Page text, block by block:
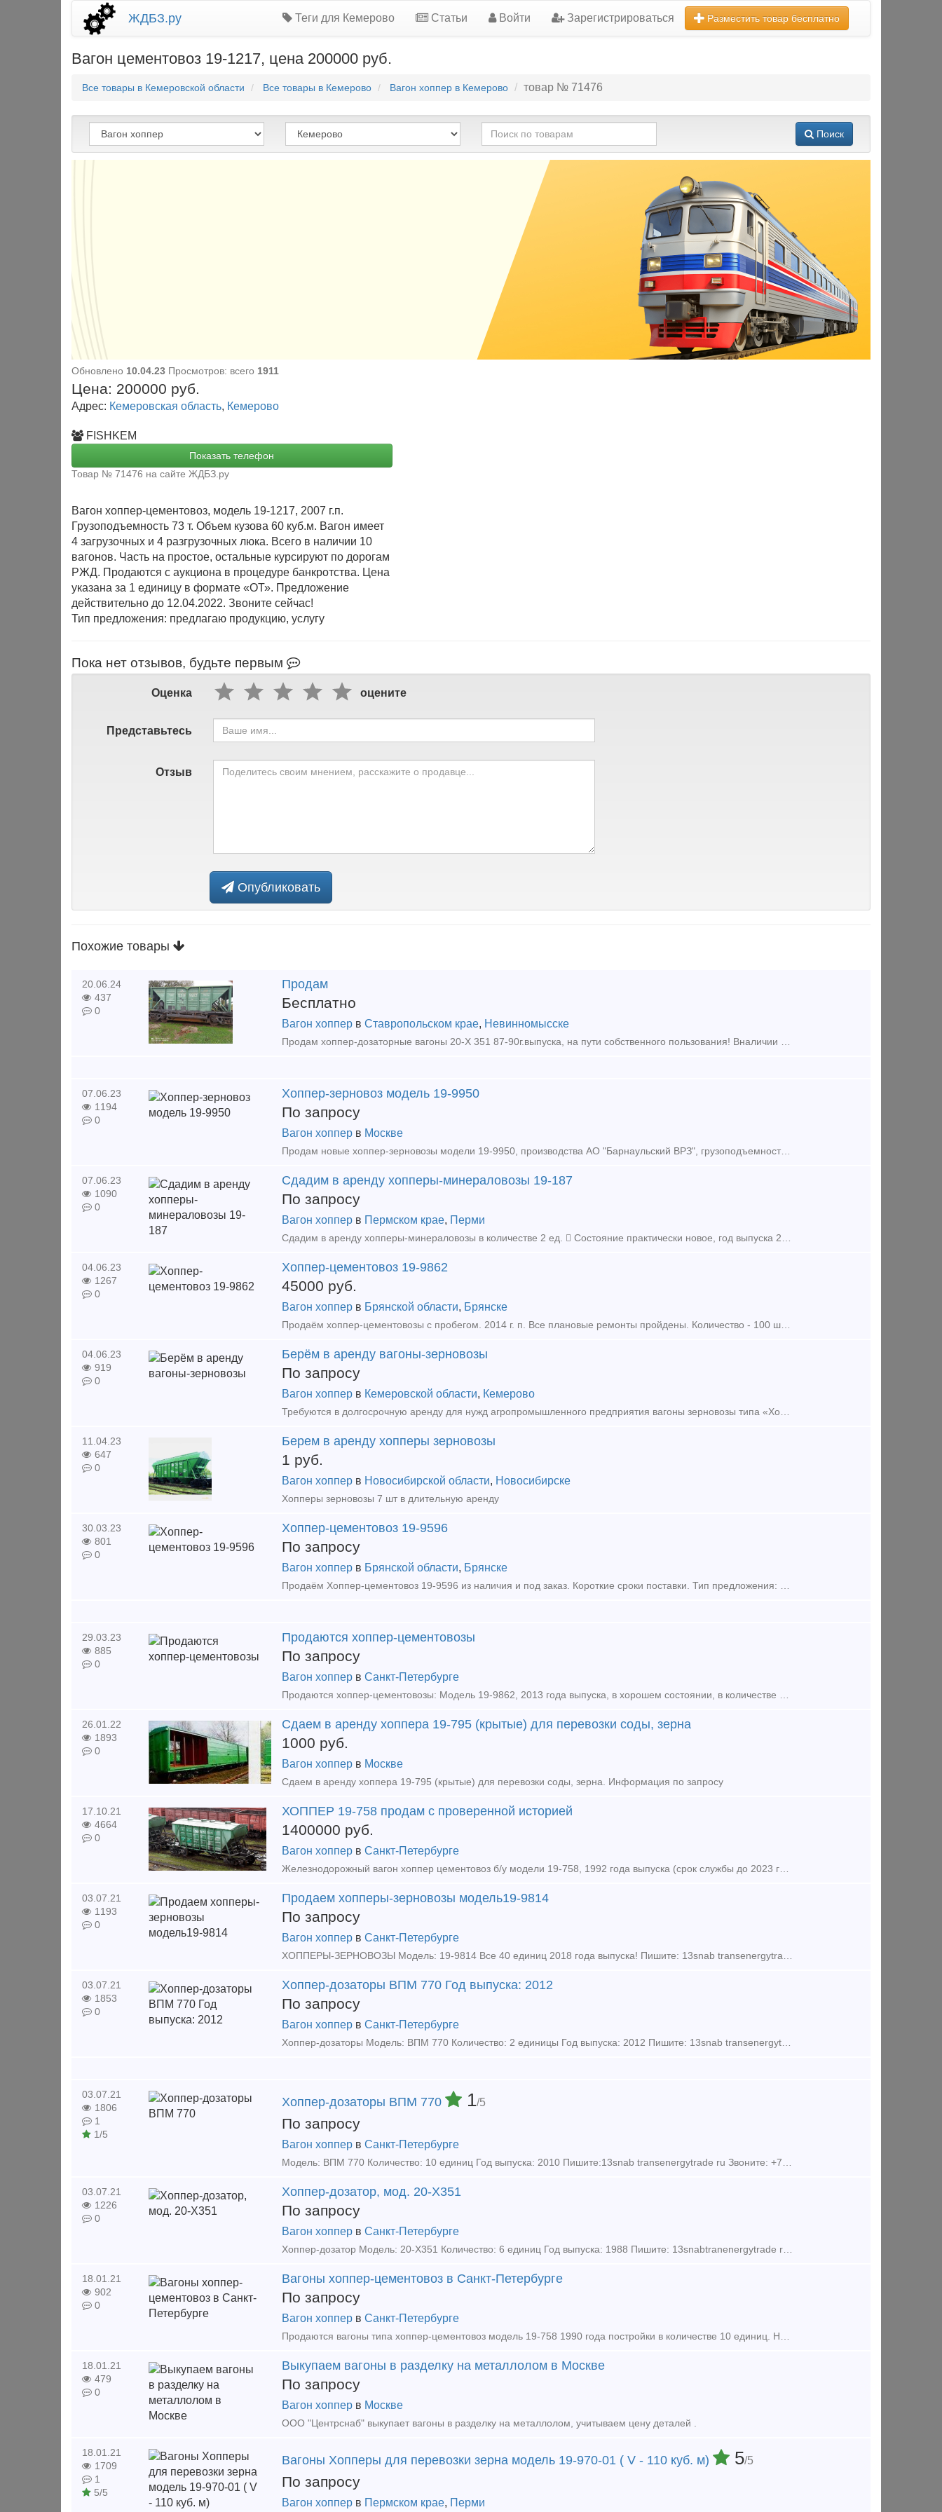
ЖДБЗ.ру Теги для Кемерово Статьи Войти Зарегистрироваться Разместить товар бесплатно
Вагон цементовоз 19-1217, цена 200000 руб.
Все товары в Кемеровской области Все товары в Кемерово Вагон хоппер в Кемерово товар № 71476
Поиск
Обновлено 10.04.23 Просмотров: всего 1911
Цена: 200000 руб.
Адрес: Кемеровская область, Кемерово
FISHKEM
Показать телефон
Товар № 71476 на сайте ЖДБЗ.ру
Вагон хоппер-цементовоз, модель 19-1217, 2007 г.п.
Грузоподъемность 73 т. Объем кузова 60 куб.м. Вагон имеет
4 загрузочных и 4 разгрузочных люка. Всего в наличии 10
вагонов. Часть на простое, остальные курсируют по дорогам
РЖД. Продаются с аукциона в процедуре банкротства. Цена
указана за 1 единицу в формате «ОТ». Предложение
действительно до 12.04.2022. Звоните сейчас!
Тип предложения: предлагаю продукцию, услугу
Пока нет отзывов, будьте первым
Оценка оцените
Представьтесь
Отзыв
Опубликовать
Похожие товары
20.06.24
437
0
Продам
Бесплатно
Вагон хоппер в Ставропольском крае, Невинномысске
Продам хоппер-дозаторные вагоны 20-Х 351 87-90г.выпуска, на пути собственного пользования! Вналичии 54 шт, так же имеется много другой ж.д техники!
07.06.23
1194
0
Хоппер-зерновоз модель 19-9950
По запросу
Вагон хоппер в Москве
Продам новые хоппер-зерновозы модели 19-9950, производства АО "Барнаульский ВРЗ", грузоподъемность 70,5 т., объем кузова 105 м3. Подробная информация будет предоставлена по заявке. З
07.06.23
1090
0
Сдадим в аренду хопперы-минераловозы 19-187
По запросу
Вагон хоппер в Пермском крае, Перми
Сдадим в аренду хопперы-минераловозы в количестве 2 ед.  Состояние практически новое, год выпуска 2001, срок службы до 2027 года.  Деповской ремонт осуществлен в сентябре
04.06.23
1267
0
Хоппер-цементовоз 19-9862
45000 руб.
Вагон хоппер в Брянской области, Брянске
Продаём хоппер-цементовозы с пробегом. 2014 г. п. Все плановые ремонты пройдены. Количество - 100 штук Тип предложения: предлагаю продукцию, услугу
04.06.23
919
0
Берём в аренду вагоны-зерновозы
По запросу
Вагон хоппер в Кемеровской области, Кемерово
Требуются в долгосрочную аренду для нужд агропромышленного предприятия вагоны зерновозы типа «Хоппер» для перевозки пшеницы в количестве до 60 единиц. Перевозки будут осуществляться на Куйбыше
11.04.23
647
0
Берем в аренду хопперы зерновозы
1 руб.
Вагон хоппер в Новосибирской области, Новосибирске
Хопперы зерновозы 7 шт в длительную аренду
30.03.23
801
0
Хоппер-цементовоз 19-9596
По запросу
Вагон хоппер в Брянской области, Брянске
Продаём Хоппер-цементовоз 19-9596 из наличия и под заказ. Короткие сроки поставки. Тип предложения: предлагаю продукцию, услугу
29.03.23
885
0
Продаются хоппер-цементовозы
По запросу
Вагон хоппер в Санкт-Петербурге
Продаются хоппер-цементовозы: Mодель 19-9862, 2013 года выпуска, в хорошем состоянии, в количестве 100 штук. По запросу предоставим справки и технические паспорта на все сто хоппер-цемен
26.01.22
1893
0
Сдаем в аренду хоппера 19-795 (крытые) для перевозки соды, зерна
1000 руб.
Вагон хоппер в Москве
Сдаем в аренду хоппера 19-795 (крытые) для перевозки соды, зерна. Информация по запросу
17.10.21
4664
0
ХОППЕР 19-758 продам с проверенной историей
1400000 руб.
Вагон хоппер в Санкт-Петербурге
Железнодорожный вагон хоппер цементовоз б/у модели 19-758, 1992 года выпуска (срок службы до 2023 года), доставка в любую точку России, СНГ и Прибалтики, проверенная история, все сопутствующие докумен
03.07.21
1193
0
Продаем хопперы-зерновозы модель19-9814
По запросу
Вагон хоппер в Санкт-Петербурге
ХОППЕРЫ-ЗЕРНОВОЗЫ Модель: 19-9814 Все 40 единиц 2018 года выпуска! Пишите: 13snab transenergytrade ru Звоните: +7 999 527-09-69 Радмир Сергеевич Пак Обращайтесь -
03.07.21
1853
0
Хоппер-дозаторы ВПМ 770 Год выпуска: 2012
По запросу
Вагон хоппер в Санкт-Петербурге
Хоппер-дозаторы Модель: ВПМ 770 Количество: 2 единицы Год выпуска: 2012 Пишите: 13snab transenergytrade ru Звоните: +7 999 527-09-69 Радмир Сергеевич Пак Обращ
03.07.21
1806
1
1/5
Хоппер-дозаторы ВПМ 770 1/5
По запросу
Вагон хоппер в Санкт-Петербурге
Модель: ВПМ 770 Количество: 10 единиц Год выпуска: 2010 Пишите:13snab transenergytrade ru Звоните: +7 999 527-09-69 Радмир Сергеевич Пак Обращайтесь - мы всегда
03.07.21
1226
0
Хоппер-дозатор, мод. 20-Х351
По запросу
Вагон хоппер в Санкт-Петербурге
Хоппер-дозатор Модель: 20-Х351 Количество: 6 единиц Год выпуска: 1988 Пишите: 13snabtranenergytrade ru Звоните: 89995270969 Радмир Сергеевич Пак Обращайтесь - мы всегд
18.01.21
902
0
Вагоны хоппер-цементовоз в Санкт-Петербурге
По запросу
Вагон хоппер в Санкт-Петербурге
Продаются вагоны типа хоппер-цементовоз модель 19-758 1990 года постройки в количестве 10 единиц. Наша Компания является собственником данного подвижного состава. Вагоны находятся в пол
18.01.21
479
0
Выкупаем вагоны в разделку на металлолом в Москве
По запросу
Вагон хоппер в Москве
ООО "Центрснаб" выкупает вагоны в разделку на металлолом, учитываем цену деталей .
18.01.21
1709
1
5/5
Вагоны Хопперы для перевозки зерна модель 19-970-01 ( V - 110 куб. м) 5/5
По запросу
Вагон хоппер в Пермском крае, Перми